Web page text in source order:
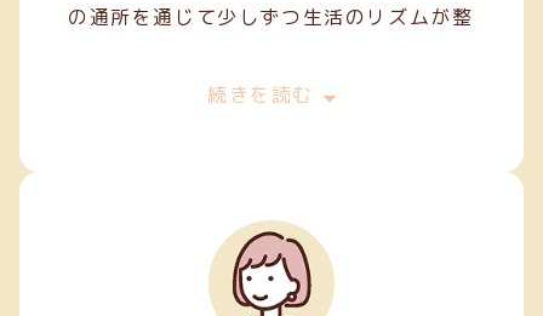
の通所を通じて少しずつ生活のリズムが整
続きを読む